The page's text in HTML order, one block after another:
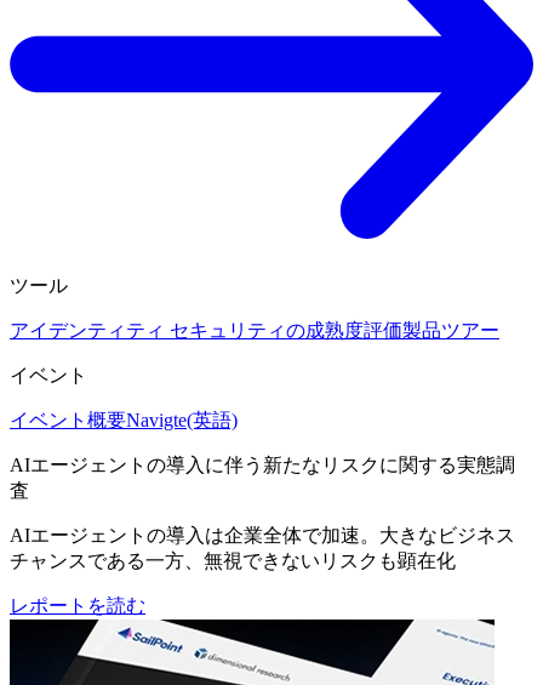
ツール
アイデンティティ セキュリティの成熟度評価製品ツアー
イベント
イベント概要Navigte(英語)
AIエージェントの導入に伴う新たなリスクに関する実態調
査
AIエージェントの導入は企業全体で加速。大きなビジネス
チャンスである一方、無視できないリスクも顕在化
レポートを読む